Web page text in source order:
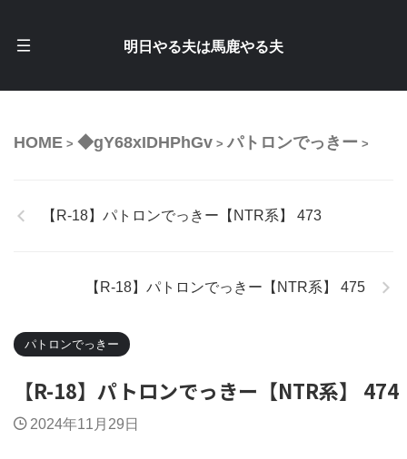
明日やる夫は馬鹿やる夫
HOME > ◆gY68xIDHPhGv > パトロンでっきー >
【R-18】パトロンでっきー【NTR系】 473
【R-18】パトロンでっきー【NTR系】 475
パトロンでっきー
【R-18】パトロンでっきー【NTR系】 474
2024年11月29日